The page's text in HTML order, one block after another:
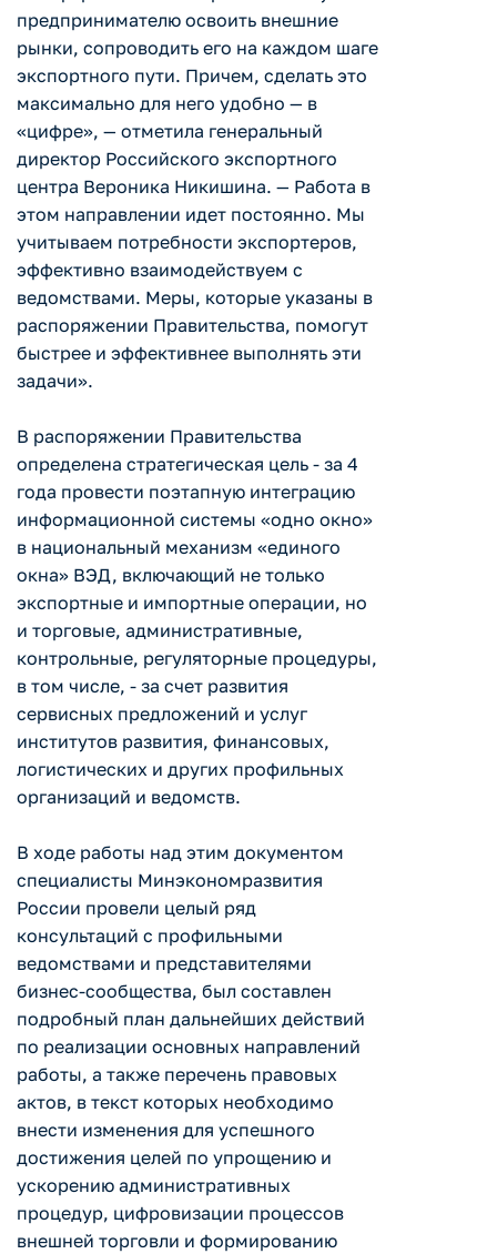
предпринимателю освоить внешние
рынки, сопроводить его на каждом шаге
экспортного пути. Причем, сделать это
максимально для него удобно — в
«цифре», — отметила генеральный
директор Российского экспортного
центра Вероника Никишина. — Работа в
этом направлении идет постоянно. Мы
учитываем потребности экспортеров,
эффективно взаимодействуем с
ведомствами. Меры, которые указаны в
распоряжении Правительства, помогут
быстрее и эффективнее выполнять эти
задачи».
В распоряжении Правительства
определена стратегическая цель - за 4
года провести поэтапную интеграцию
информационной системы «одно окно»
в национальный механизм «единого
окна» ВЭД, включающий не только
экспортные и импортные операции, но
и торговые, административные,
контрольные, регуляторные процедуры,
в том числе, - за счет развития
сервисных предложений и услуг
институтов развития, финансовых,
логистических и других профильных
организаций и ведомств.
В ходе работы над этим документом
специалисты Минэкономразвития
России провели целый ряд
консультаций с профильными
ведомствами и представителями
бизнес-сообщества, был составлен
подробный план дальнейших действий
по реализации основных направлений
работы, а также перечень правовых
актов, в текст которых необходимо
внести изменения для успешного
достижения целей по упрощению и
ускорению административных
процедур, цифровизации процессов
внешней торговли и формированию